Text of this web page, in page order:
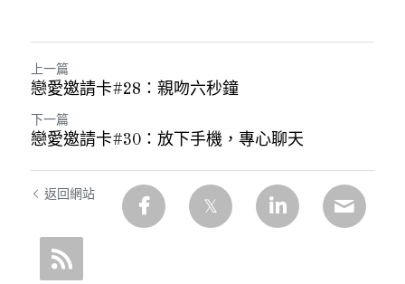
上一篇
戀愛邀請卡#28：親吻六秒鐘
下一篇
戀愛邀請卡#30：放下手機，專心聊天
返回網站